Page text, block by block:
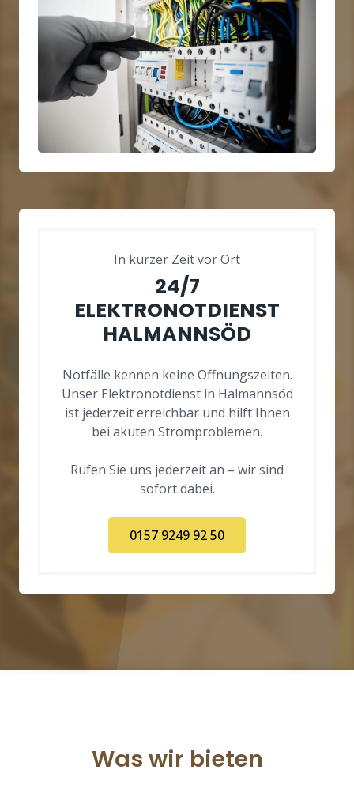
In kurzer Zeit vor Ort
24/7
ELEKTRONOTDIENST
HALMANNSÖD
Notfälle kennen keine Öffnungszeiten.
Unser Elektronotdienst in Halmannsöd
ist jederzeit erreichbar und hilft Ihnen
bei akuten Stromproblemen.
Rufen Sie uns jederzeit an – wir sind
sofort dabei.
0157 9249 92 50
Was wir bieten